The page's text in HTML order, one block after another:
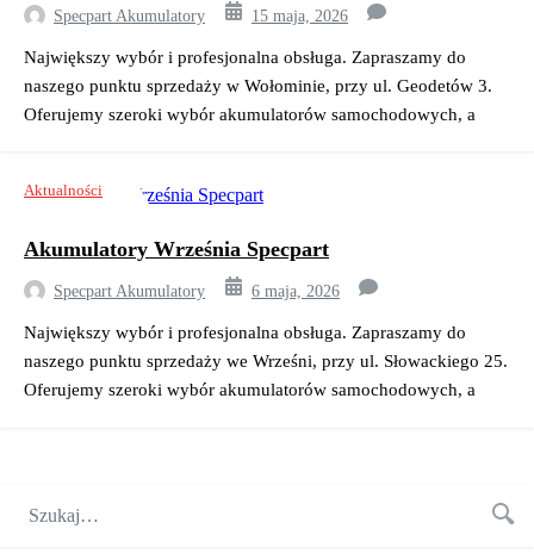
Oferujemy również tanie akumulatory Swarzędz Wrzesińska
Specpart Akumulatory 15 maja, 2026
Największy wybór i profesjonalna obsługa. Zapraszamy do
naszego punktu sprzedaży w Wołominie, przy ul. Geodetów 3.
Oferujemy szeroki wybór akumulatorów samochodowych, a
od diagnostyki po wymianę i montaż akumulatorów. W ofercie
jak Varta, Jenox , Centra ,Exide , Yuasa , Bosch oraz inne.
Oferujemy również tanie akumulatory Wołomin Geodetów
Aktualności
Akumulatory Września Specpart
Specpart Akumulatory 6 maja, 2026
Największy wybór i profesjonalna obsługa. Zapraszamy do
naszego punktu sprzedaży we Wrześni, przy ul. Słowackiego 25.
Oferujemy szeroki wybór akumulatorów samochodowych, a
mamy produkty od renomowanych marek, takich